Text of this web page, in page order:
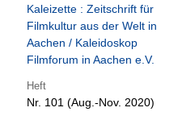
Kaleizette : Zeitschrift für
Filmkultur aus der Welt in
Aachen / Kaleidoskop
Filmforum in Aachen e.V.
Heft
Nr. 101 (Aug.-Nov. 2020)